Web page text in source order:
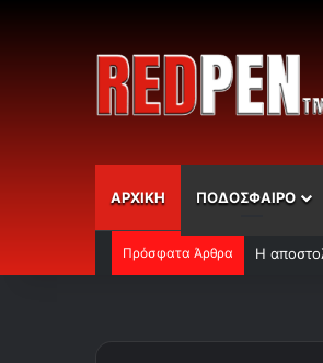
ΑΡΧΙΚΗ ΠΟΔΟΣΦΑΙΡΟ
Πρόσφατα Άρθρα Η